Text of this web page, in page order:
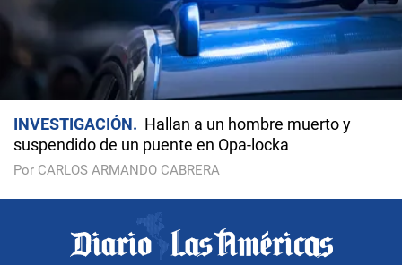
INVESTIGACIÓN
Hallan a un hombre muerto y
suspendido de un puente en Opa-locka
Por CARLOS ARMANDO CABRERA